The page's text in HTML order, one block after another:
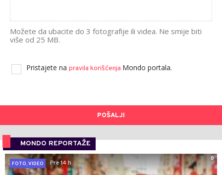
Možete da ubacite do 3 fotografije ili videa. Ne smije biti
više od 25 MB.
Pristajete na pravila korišćenja Mondo portala.
POŠALJI
MONDO REPORTAŽE
0
FOTO, VIDEO
Pre 14 h